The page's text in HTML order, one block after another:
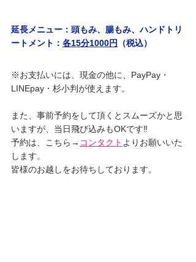
延長メニュー：頭もみ、腸もみ、ハンドトリ
ートメント： 各15分1000円 （税込）
※お支払いには、現金の他に、PayPay・
LINEpay・杉小判が使えます。
また、事前予約をして頂くとスムーズかと思
いますが、当日飛び込みもOKです‼︎
予約は、こちら→ コンタクト よりお願いいた
します。
皆様のお越しをお待ちしております。